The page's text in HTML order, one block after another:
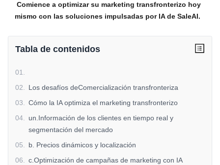
Comience a optimizar su marketing transfronterizo hoy
mismo con las soluciones impulsadas por IA de SaleAI.
Tabla de contenidos
01
02
Los desafíos deComercialización transfronteriza
03
Cómo la IA optimiza el marketing transfronterizo
04
un.Información de los clientes en tiempo real y
segmentación del mercado
05
b. Precios dinámicos y localización
06
c.Optimización de campañas de marketing con IA